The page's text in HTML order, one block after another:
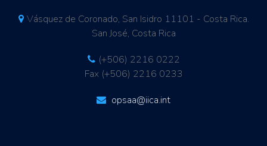
Vásquez de Coronado, San Isidro 11101 - Costa Rica.
San José, Costa Rica
(+506) 2216 0222
Fax (+506) 2216 0233
opsaa@iica.int